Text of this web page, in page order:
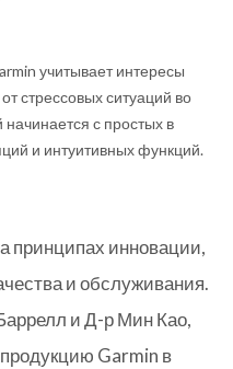
учитывает интересы
стрессовых ситуаций во
с простых в
и интуитивных функций.
принципах инновации,
и обслуживания.
и Д-р Мин Као,
Garmin в